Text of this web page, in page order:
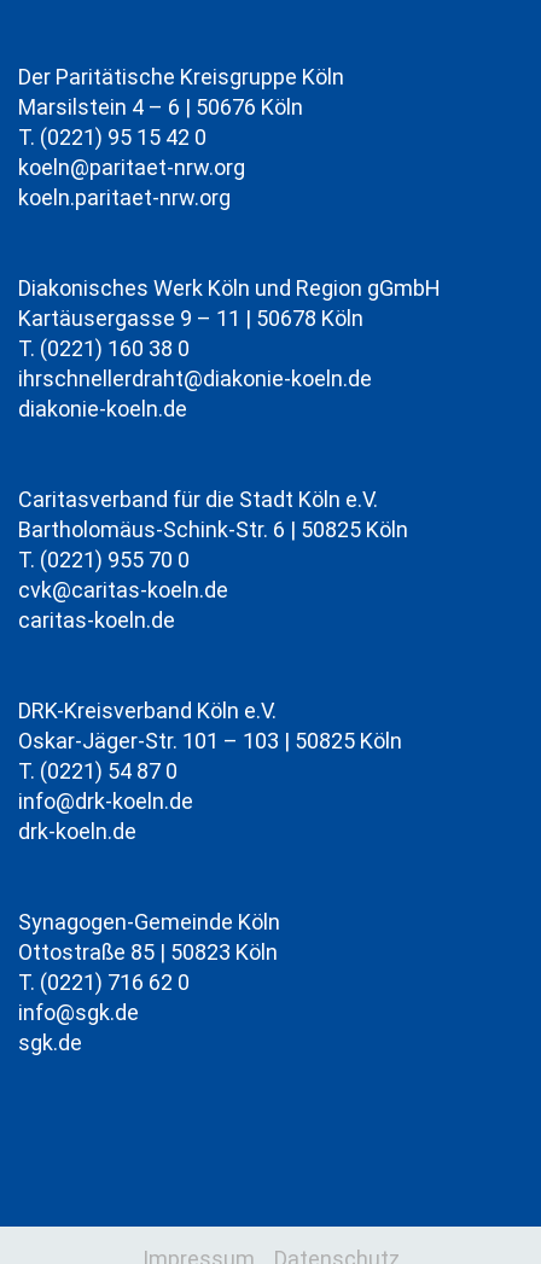
Der Paritätische Kreisgruppe Köln
Marsilstein 4 – 6 | 50676 Köln
T. (0221) 95 15 42 0
koeln@paritaet-nrw.org
koeln.paritaet-nrw.org
Diakonisches Werk Köln und Region gGmbH
Kartäusergasse 9 – 11 | 50678 Köln
T. (0221) 160 38 0
ihrschnellerdraht@diakonie-koeln.de
diakonie-koeln.de
Caritasverband für die Stadt Köln e.V.
Bartholomäus-Schink-Str. 6 | 50825 Köln
T. (0221) 955 70 0
cvk@caritas-koeln.de
caritas-koeln.de
DRK-Kreisverband Köln e.V.
Oskar-Jäger-Str. 101 – 103 | 50825 Köln
T. (0221) 54 87 0
info@drk-koeln.de
drk-koeln.de
Synagogen-Gemeinde Köln
Ottostraße 85 | 50823 Köln
T. (0221) 716 62 0
info@sgk.de
sgk.de
Impressum Datenschutz